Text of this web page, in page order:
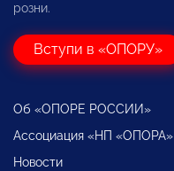
розни.
Вступи в «ОПОРУ»
Об «ОПОРЕ РОССИИ»
Ассоциация «НП «ОПОРА»
Новости